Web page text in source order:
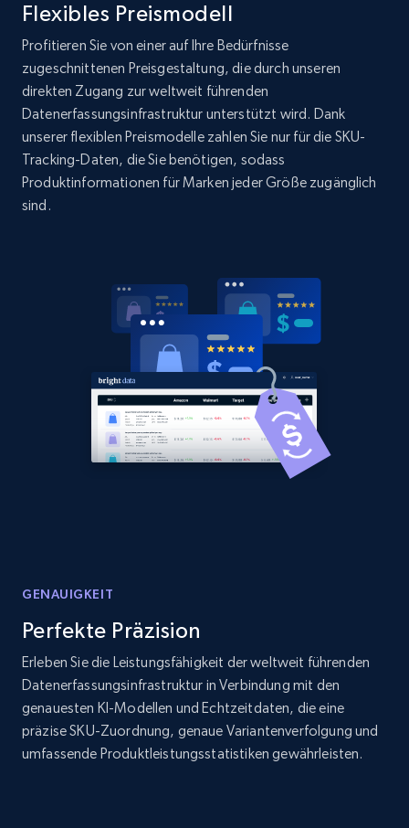
URL, Domain, Country code, Model number,
Sku, Product id, Product name, Manufacturer,
and more.
2.1K+ 353+ Jetzt anfangen
Home Depot US - Gather data on products
Sku, Product id, Product name, Manufacturer,
353+ Jetzt anfangen
Home Depot US - Discover products by
specified URL
Home Depot US - Discover products by
specified UPC
URL, Domain, Country code, Model number,
Sku, Product id, Product name, Manufacturer,
and more.
Flexibles Preismodell
Profitieren Sie von einer auf Ihre Bedürfnisse
zugeschnittenen Preisgestaltung, die durch unseren
direkten Zugang zur weltweit führenden
Datenerfassungsinfrastruktur unterstützt wird. Dank
unserer flexiblen Preismodelle zahlen Sie nur für die SKU-
Tracking-Daten, die Sie benötigen, sodass
Produktinformationen für Marken jeder Größe zugänglich
sind.
GENAUIGKEIT
Perfekte Präzision
Erleben Sie die Leistungsfähigkeit der weltweit führenden
Datenerfassungsinfrastruktur in Verbindung mit den
genauesten KI-Modellen und Echtzeitdaten, die eine
präzise SKU-Zuordnung, genaue Variantenverfolgung und
umfassende Produktleistungsstatistiken gewährleisten.